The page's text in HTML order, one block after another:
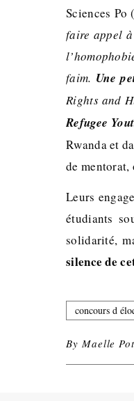
Sciences
faire appel
faim. Une
Rights and
Refugee
Rwanda et
de
Leurs
étudiants
solidarité,
silence de
concours d
ByMaelle